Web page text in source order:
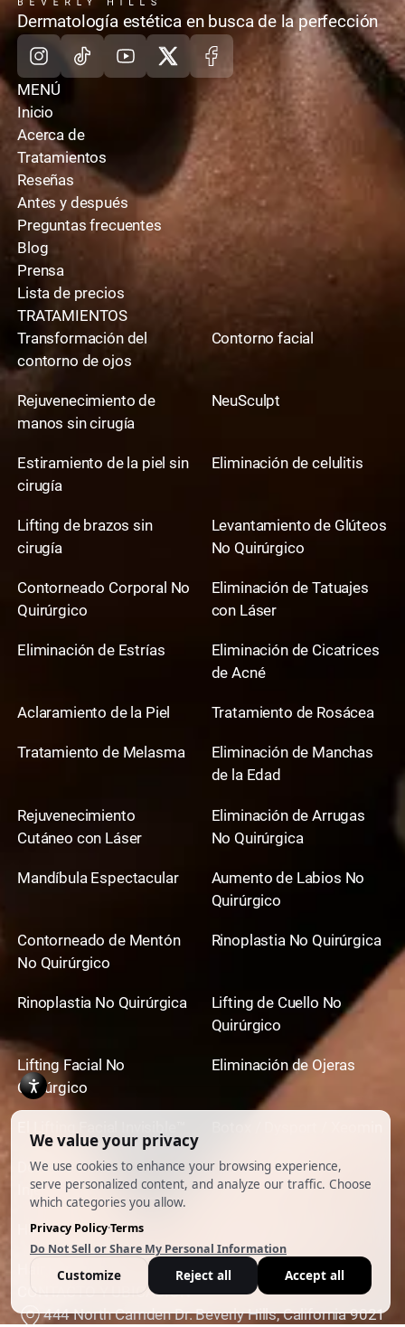
casa
Dermatología estética en busca de la perfección
Instagram
TikTokYoutube
X Facebook
MENÚ
Inicio
Acerca de
Tratamientos
Reseñas
Antes y después
Preguntas frecuentes
Blog
Prensa
Lista de precios
TRATAMIENTOS
Transformación del
contorno de ojos
Contorno facial
Rejuvenecimiento de
manos sin cirugía
NeuSculpt
Estiramiento de la piel sin
cirugía
Eliminación de celulitis
Lifting de brazos sin
cirugía
Levantamiento de Glúteos
No Quirúrgico
Contorneado Corporal No
Quirúrgico
Eliminación de Tatuajes
con Láser
Eliminación de Estrías
Eliminación de Cicatrices
de Acné
Aclaramiento de la Piel Tratamiento de Rosácea
Tratamiento de Melasma
Eliminación de Manchas
de la Edad
Rejuvenecimiento
Cutáneo con Láser
Eliminación de Arrugas
No Quirúrgica
Mandíbula Espectacular
Aumento de Labios No
Quirúrgico
Contorneado de Mentón
No Quirúrgico
Rinoplastia No Quirúrgica
Rinoplastia No Quirúrgica
Lifting de Cuello No
Quirúrgico
Lifting Facial No
Quirúrgico
Eliminación de Ojeras
Dermal Fillers &
Injectables
Face Slimming
Hip Dip Correction
Hair Restoration
Vein Removal
CONTACTO Y UBICACIÓN
444 North Camden Dr. Beverly Hills, California 9021